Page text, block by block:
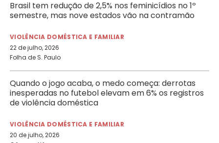
Brasil tem redução de 2,5% nos feminicídios no 1º
semestre, mas nove estados vão na contramão
VIOLÊNCIA DOMÉSTICA E FAMILIAR
22 de julho, 2026
Folha de S. Paulo
Quando o jogo acaba, o medo começa: derrotas
inesperadas no futebol elevam em 6% os registros
de violência doméstica
VIOLÊNCIA DOMÉSTICA E FAMILIAR
20 de julho, 2026